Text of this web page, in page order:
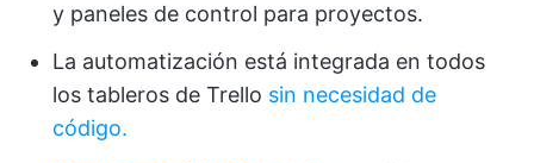
y paneles de control para proyectos.
La automatización está integrada en todos
los tableros de Trello sin necesidad de
código.